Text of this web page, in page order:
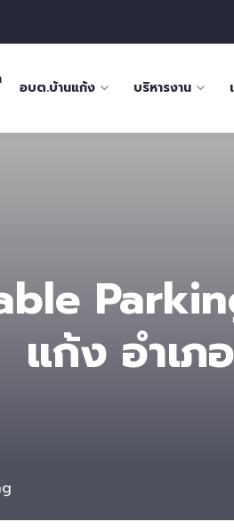
อบต.บ้านแก้ง บริหารงาน
แก้ง อำเ